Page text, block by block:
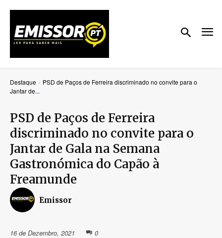
Destaque
PSD de Paços de Ferreira discriminado no convite para o
Jantar de...
PSD de Paços de Ferreira
discriminado no convite para o
Jantar de Gala na Semana
Gastronómica do Capão à
Freamunde
Emissor
16 de Dezembro, 2021 0